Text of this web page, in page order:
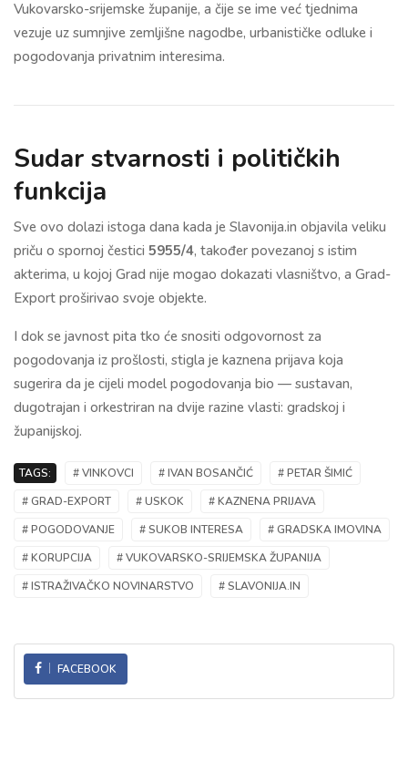
Vukovarsko-srijemske županije, a čije se ime već tjednima
vezuje uz sumnjive zemljišne nagodbe, urbanističke odluke i
pogodovanja privatnim interesima.
Sudar stvarnosti i političkih
funkcija
Sve ovo dolazi istoga dana kada je Slavonija.in objavila veliku
priču o spornoj čestici 5955/4, također povezanoj s istim
akterima, u kojoj Grad nije mogao dokazati vlasništvo, a Grad-
Export proširivao svoje objekte.
I dok se javnost pita tko će snositi odgovornost za
pogodovanja iz prošlosti, stigla je kaznena prijava koja
sugerira da je cijeli model pogodovanja bio — sustavan,
dugotrajan i orkestriran na dvije razine vlasti: gradskoj i
županijskoj.
TAGS: # VINKOVCI # IVAN BOSANČIĆ
# PETAR ŠIMIĆ
# GRAD-EXPORT
# USKOK
# KAZNENA PRIJAVA
# POGODOVANJE
# SUKOB INTERESA
# GRADSKA IMOVINA
# KORUPCIJA
# VUKOVARSKO-SRIJEMSKA ŽUPANIJA
# ISTRAŽIVAČKO NOVINARSTVO
# SLAVONIJA.IN
FACEBOOK